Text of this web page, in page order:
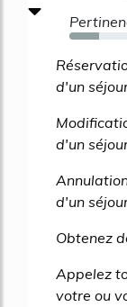
47%
d'un
d'un
d'un
Obtenez
Appelez
votre ou